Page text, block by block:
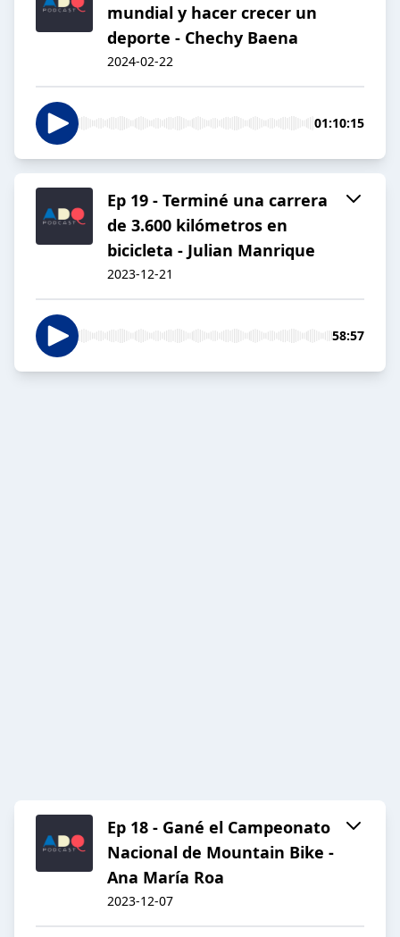
mundial y hacer crecer un
deporte - Chechy Baena
2024-02-22
01:10:15
Ep 19 - Terminé una carrera
de 3.600 kilómetros en
bicicleta - Julian Manrique
2023-12-21
58:57
Ep 18 - Gané el Campeonato
Nacional de Mountain Bike -
Ana María Roa
2023-12-07